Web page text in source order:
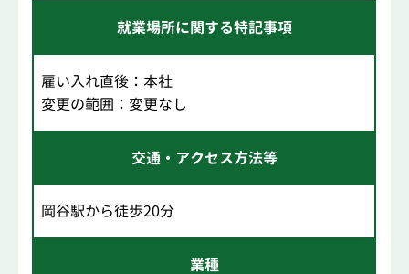
就業場所に関する特記事項
雇い入れ直後：本社
変更の範囲：変更なし
交通・アクセス方法等
岡谷駅から徒歩20分
業種